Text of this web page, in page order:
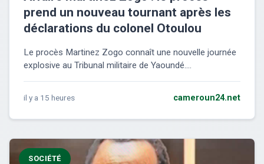
prend un nouveau tournant après les
déclarations du colonel Otoulou
Le procès Martinez Zogo connaît une nouvelle journée
explosive au Tribunal militaire de Yaoundé....
il y a 15 heures cameroun24.net
SOCIÉTÉ